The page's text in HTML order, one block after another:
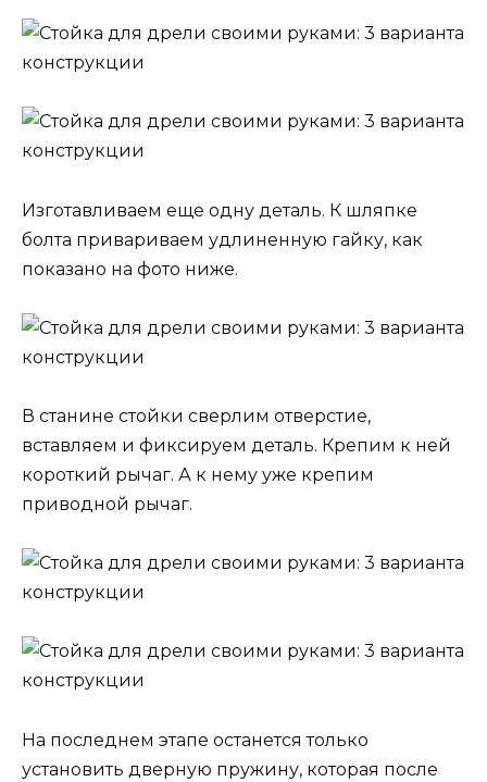
Изготавливаем еще одну деталь. К шляпке
болта привариваем удлиненную гайку, как
показано на фото ниже.
В станине стойки сверлим отверстие,
вставляем и фиксируем деталь. Крепим к ней
короткий рычаг. А к нему уже крепим
приводной рычаг.
На последнем этапе останется только
установить дверную пружину, которая после